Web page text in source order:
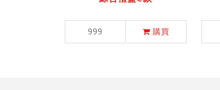
999 購買